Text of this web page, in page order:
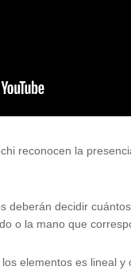
reconocen la
deberán decidir
o la mano que
elementos es lineal